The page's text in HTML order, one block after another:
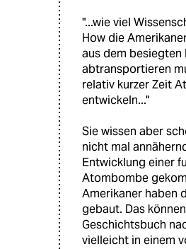
"...wie viel
How die
aus dem besiegten
abtransportieren
relativ kurzer Zeit
entwickeln..."
Sie wissen aber
nicht mal
Entwicklung einer
Atombombe
Amerikaner haben
gebaut. Das
Geschichtsbuch
vielleicht in einem